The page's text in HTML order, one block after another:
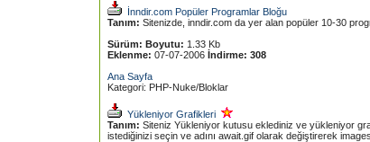
İnndir.com Popüler Programlar Bloğu
Tanım: Sitenizde, inndir.com da yer alan popüler 10-30
Sürüm: Boyutu: 1.33 Kb
Eklenme: 07-07-2006 İndirme: 308
Ana Sayfa
Kategori: PHP-Nuke/Bloklar
Yükleniyor Grafikleri
Tanım: Siteniz Yükleniyor kutusu eklediniz ve yükleniyor
istediğinizi seçin ve adını await.gif olarak değiştirerek